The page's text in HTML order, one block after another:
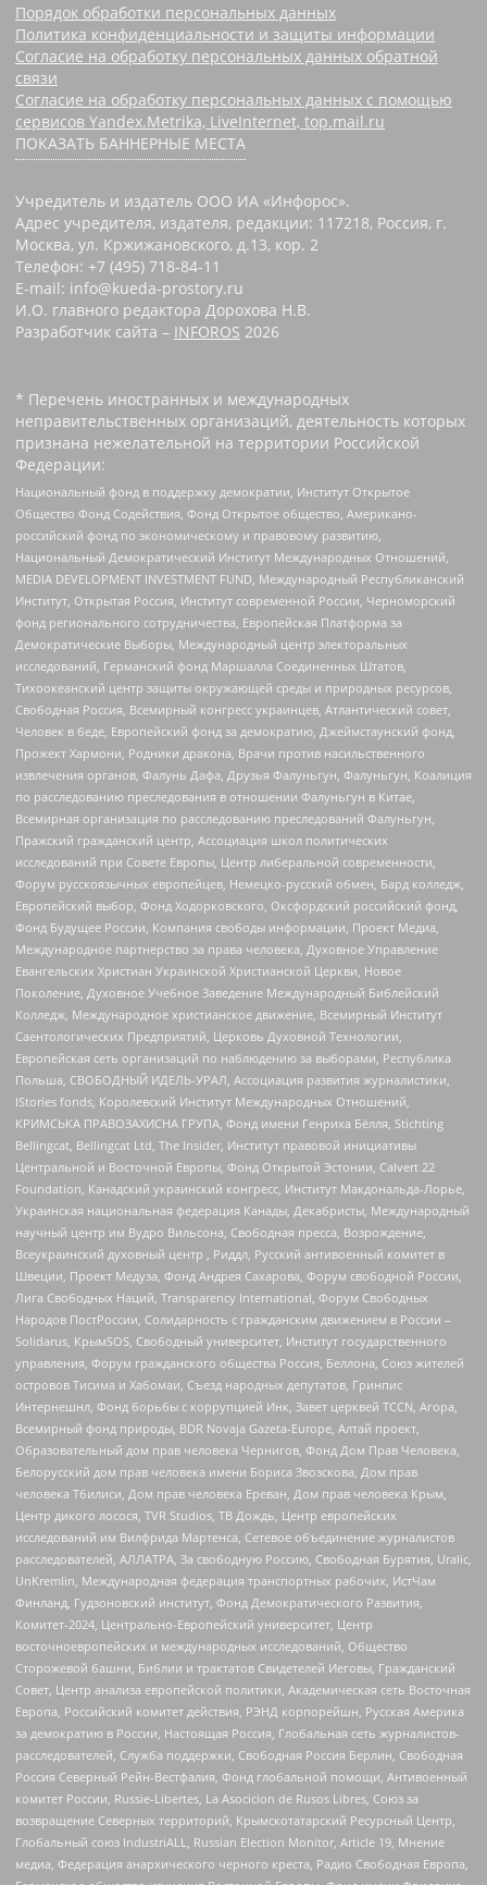
Порядок обработки персональных данных
Политика конфиденциальности и защиты информации
Согласие на обработку персональных данных обратной
связи
Согласие на обработку персональных данных с помощью
сервисов Yandex.Metrika, LiveInternet, top.mail.ru
ПОКАЗАТЬ БАННЕРНЫЕ МЕСТА
Учредитель и издатель ООО ИА «Инфорос».
Адрес учредителя, издателя, редакции: 117218, Россия, г.
Москва, ул. Кржижановского, д.13, кор. 2
Телефон: +7 (495) 718-84-11
E-mail: info@kueda-prostory.ru
И.О. главного редактора Дорохова Н.В.
Разработчик сайта – INFOROS 2026
* Перечень иностранных и международных
неправительственных организаций, деятельность которых
признана нежелательной на территории Российской
Федерации:
Национальный фонд в поддержку демократии, Институт Открытое
Общество Фонд Содействия, Фонд Открытое общество, Американо-
российский фонд по экономическому и правовому развитию,
Национальный Демократический Институт Международных Отношений,
MEDIA DEVELOPMENT INVESTMENT FUND, Международный Республиканский
Институт, Открытая Россия, Институт современной России, Черноморский
фонд регионального сотрудничества, Европейская Платформа за
Демократические Выборы, Международный центр электоральных
исследований, Германский фонд Маршалла Соединенных Штатов,
Тихоокеанский центр защиты окружающей среды и природных ресурсов,
Свободная Россия, Всемирный конгресс украинцев, Атлантический совет,
Человек в беде, Европейский фонд за демократию, Джеймстаунский фонд,
Прожект Хармони, Родники дракона, Врачи против насильственного
извлечения органов, Фалунь Дафа, Друзья Фалуньгун, Фалуньгун, Коалиция
по расследованию преследования в отношении Фалуньгун в Китае,
Всемирная организация по расследованию преследований Фалуньгун,
Пражский гражданский центр, Ассоциация школ политических
исследований при Совете Европы, Центр либеральной современности,
Форум русскоязычных европейцев, Немецко-русский обмен, Бард колледж,
Европейский выбор, Фонд Ходорковского, Оксфордский российский фонд,
Фонд Будущее России, Компания свободы информации, Проект Медиа,
Международное партнерство за права человека, Духовное Управление
Евангельских Христиан Украинской Христианской Церкви, Новое
Поколение, Духовное Учебное Заведение Международный Библейский
Колледж, Международное христианское движение, Всемирный Институт
Саентологических Предприятий, Церковь Духовной Технологии,
Европейская сеть организаций по наблюдению за выборами, Республика
Польша, СВОБОДНЫЙ ИДЕЛЬ-УРАЛ, Ассоциация развития журналистики,
IStories fonds, Королевский Институт Международных Отношений,
КРИМСЬКА ПРАВОЗАХИСНА ГРУПА, Фонд имени Генриха Бёлля, Stichting
Bellingcat, Bellingcat Ltd, The Insider, Институт правовой инициативы
Центральной и Восточной Европы, Фонд Открытой Эстонии, Calvert 22
Foundation, Канадский украинский конгресс, Институт Макдональда-Лорье,
Украинская национальная федерация Канады, Декабристы, Международный
научный центр им Вудро Вильсона, Свободная пресса, Возрождение,
Всеукраинский духовный центр , Риддл, Русский антивоенный комитет в
Швеции, Проект Медуза, Фонд Андрея Сахарова, Форум свободной России,
Лига Свободных Наций, Transparеncy International, Форум Свободных
Народов ПостРоссии, Солидарность с гражданским движением в России –
Solidarus, КрымSOS, Свободный университет, Институт государственного
управления, Форум гражданского общества Россия, Беллона, Союз жителей
островов Тисима и Хабомаи, Съезд народных депутатов, Гринпис
Интернешнл, Фонд борьбы с коррупцией Инк, Завет церквей TCCN, Агора,
Всемирный фонд природы, BDR Novaja Gazeta-Europe, Алтай проект,
Образовательный дом прав человека Чернигов, Фонд Дом Прав Человека,
Белорусский дом прав человека имени Бориса Звозскова, Дом прав
человека Тбилиси, Дом прав человека Ереван, Дом прав человека Крым,
Центр дикого лосося, TVR Studios, ТВ Дождь, Центр европейских
исследований им Вилфрида Мартенса, Сетевое объединение журналистов
расследователей, АЛЛАТРА, За свободную Россию, Свободная Бурятия, Uralic,
UnKremlin, Международная федерация транспортных рабочих, ИстЧам
Финланд, Гудзоновский институт, Фонд Демократического Развития,
Комитет-2024, Центрально-Европейский университет, Центр
восточноевропейских и международных исследований, Общество
Сторожевой башни, Библии и трактатов Свидетелей Иеговы, Гражданский
Совет, Центр анализа европейской политики, Академическая сеть Восточная
Европа, Российский комитет действия, РЭНД корпорейшн, Русская Америка
за демократию в России, Настоящая Россия, Глобальная сеть журналистов-
расследователей, Служба поддержки, Свободная Россия Берлин, Свободная
Россия Северный Рейн-Вестфалия, Фонд глобальной помощи, Антивоенный
комитет России, Russie-Libertes, La Asocicion de Rusos Libres, Союз за
возвращение Северных территорий, Крымскотатарский Ресурсный Центр,
Глобальный союз IndustriALL, Russian Election Monitor, Article 19, Мнение
медиа, Федерация анархического черного креста, Радио Свободная Европа,